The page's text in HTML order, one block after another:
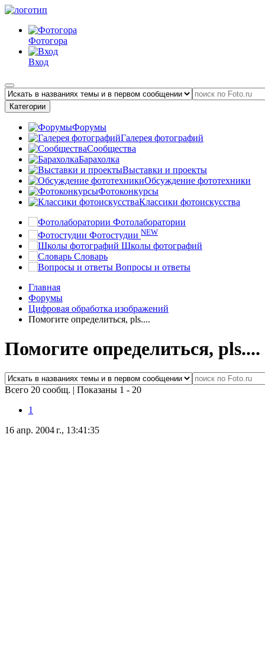
Фотогора
Вход
Категории
Форумы
Галерея фотографий
Сообщества
Барахолка
Выставки и проекты
Обсуждение фототехники
Фотоконкурсы
Классики фотоискусства
Фотолаборатории
Фотостудии NEW
Школы фотографий
Словарь
Вопросы и ответы
Главная
Форумы
Цифровая обработка изображений
Помогите определиться, pls....
Помогите определиться, pls....
Всего 20 сообщ. | Показаны 1 - 20
1
16 апр. 2004 г., 13:41:35